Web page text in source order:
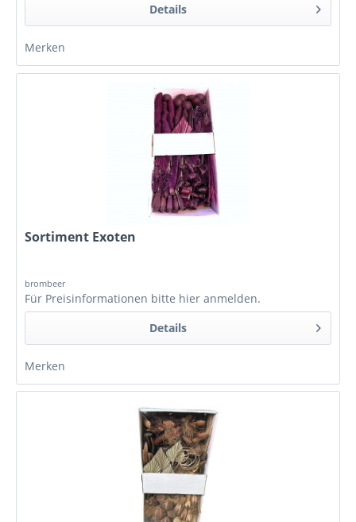
Details
Merken
Sortiment Exoten
brombeer
Für Preisinformationen bitte hier anmelden.
Details
Merken